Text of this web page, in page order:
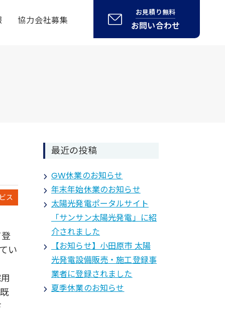
協力会社募集
お見積り無料
お問い合わせ
ス
い
最近の投稿
GW休業のお知らせ
年末年始休業のお知らせ
太陽光発電ポータルサイト
「サンサン太陽光発電」に紹
介されました
【お知らせ】小田原市 太陽
光発電設備販売・施工登録事
業者に登録されました
夏季休業のお知らせ